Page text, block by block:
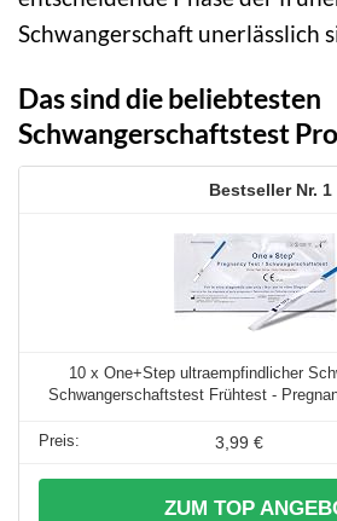
Schwangerschaft unerlässlich
Das sind die beliebtesten
Schwangerschaftstest
1
10 x One+Step ultraempfindlicher
Schwangerschaftstest Frühtest -
3,99 €
ZUM TOP